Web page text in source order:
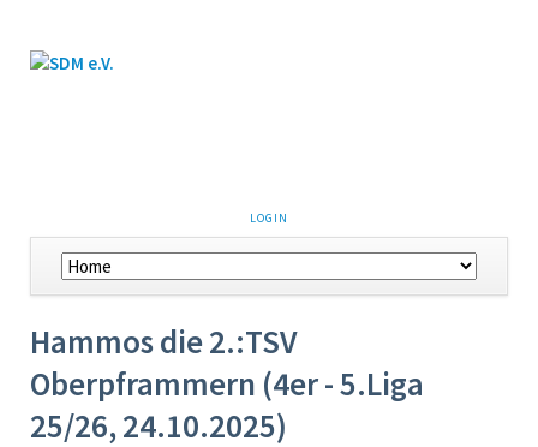
LOGIN
Hammos die 2.:TSV
Oberpframmern (4er - 5.Liga
25/26, 24.10.2025)